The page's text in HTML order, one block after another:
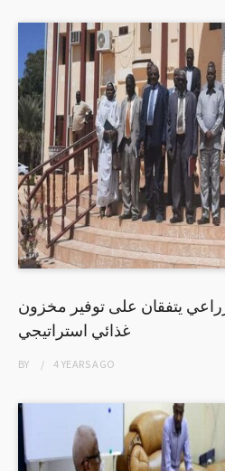
يتفقان على توفير مخزون
غذائي استراتيجي
BY 4 YEARSAGO